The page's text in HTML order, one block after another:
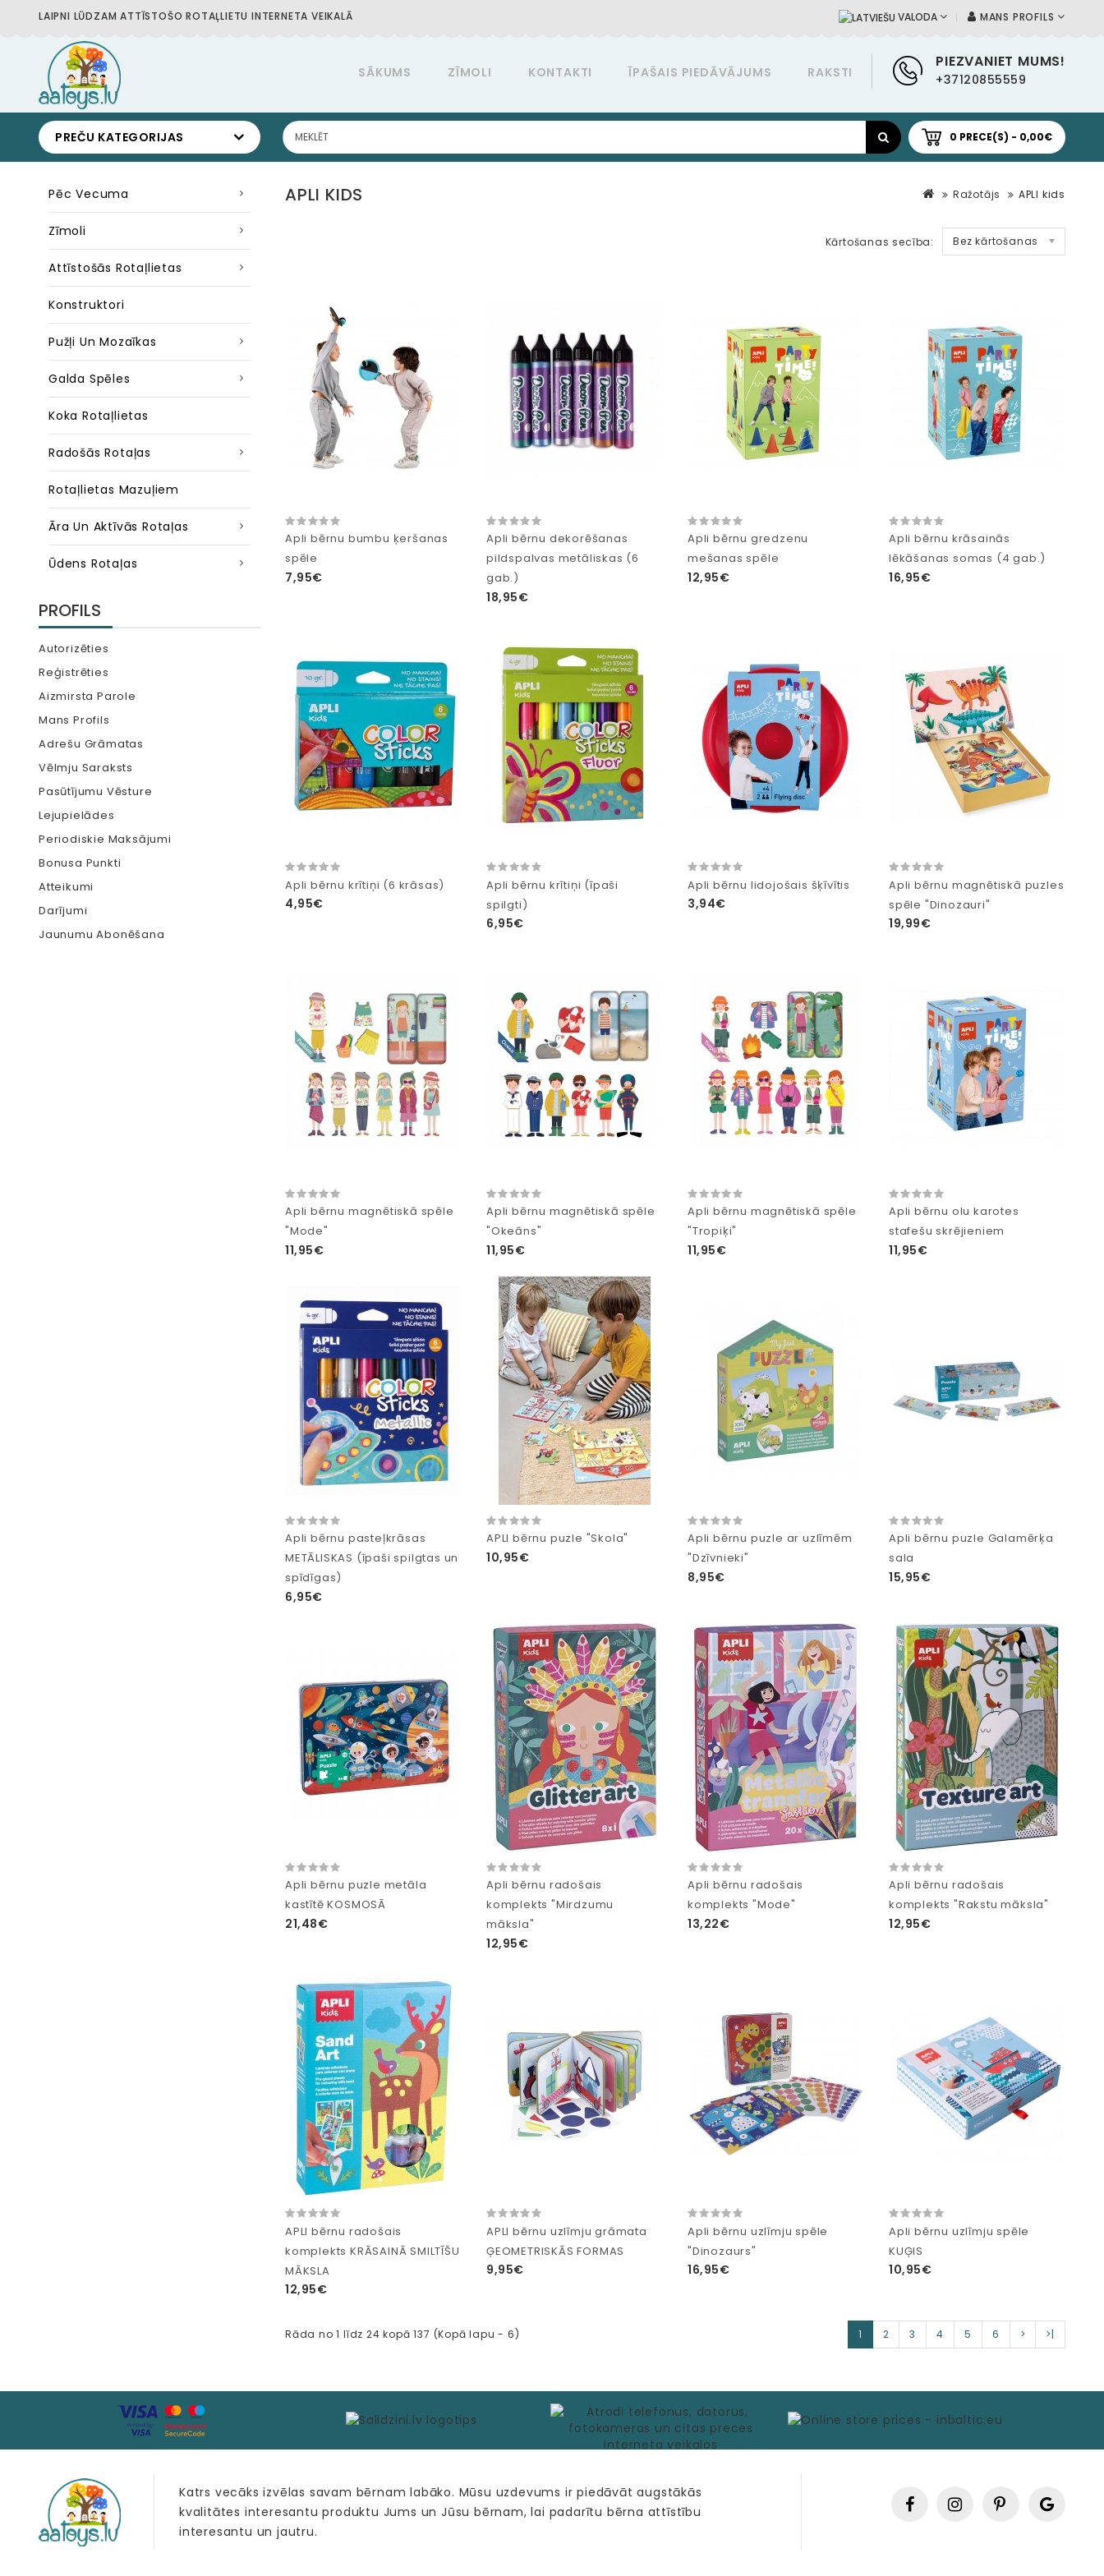
LAIPNI LŪDZAM ATTĪSTOŠO ROTAĻLIETU INTERNETA VEIKALĀ MANS PROFILS
VALODA
PIEZVANIET MUMS!
+37120855559
SĀKUMS ZĪMOLI KONTAKTI ĪPAŠAIS PIEDĀVĀJUMS RAKSTI
PREČU KATEGORIJAS 0 PRECE(S) - 0,00€
Pēc Vecuma
Zīmoli
Attīstošās Rotaļlietas
Konstruktori
Pužļi Un Mozaīkas
Galda Spēles
Koka Rotaļlietas
Radošās Rotaļas
Rotaļlietas Mazuļiem
Āra Un Aktīvās Rotaļas
Ūdens Rotaļas
PROFILS
Autorizēties
Reģistrēties
Aizmirsta Parole
Mans Profils
Adrešu Grāmatas
Vēlmju Saraksts
Pasūtījumu Vēsture
Lejupielādes
Periodiskie Maksājumi
Bonusa Punkti
Atteikumi
Darījumi
Jaunumu Abonēšana
Ražotājs APLI kids
APLI KIDS
Kārtošanas secība: Bez kārtošanas
Apli bērnu bumbu ķeršanas
spēle
7,95€
Apli bērnu dekorēšanas
pildspalvas metāliskas (6
gab.)
18,95€
Apli bērnu gredzenu
mešanas spēle
12,95€
Apli bērnu krāsainās
lēkāšanas somas (4 gab.)
16,95€
Apli bērnu krītiņi (6 krāsas)
4,95€
Apli bērnu krītiņi (īpaši
spilgti)
6,95€
Apli bērnu lidojošais šķīvītis
3,94€
Apli bērnu magnētiskā puzles
spēle "Dinozauri"
19,99€
Apli bērnu magnētiskā spēle
"Mode"
11,95€
Apli bērnu magnētiskā spēle
"Okeāns"
11,95€
Apli bērnu magnētiskā spēle
"Tropiķi"
11,95€
Apli bērnu olu karotes
stafešu skrējieniem
11,95€
Apli bērnu pasteļkrāsas
METĀLISKAS (īpaši spilgtas un
spīdīgas)
6,95€
APLI bērnu puzle "Skola"
10,95€
Apli bērnu puzle ar uzlīmēm
"Dzīvnieki"
8,95€
Apli bērnu puzle Galamērķa
sala
15,95€
Apli bērnu puzle metāla
kastītē KOSMOSĀ
21,48€
Apli bērnu radošais
komplekts "Mirdzumu
māksla"
12,95€
Apli bērnu radošais
komplekts "Mode"
13,22€
Apli bērnu radošais
komplekts "Rakstu māksla"
12,95€
APLI bērnu radošais
komplekts KRĀSAINĀ SMILTĪŠU
MĀKSLA
12,95€
APLI bērnu uzlīmju grāmata
ĢEOMETRISKĀS FORMAS
9,95€
Apli bērnu uzlīmju spēle
"Dinozaurs"
16,95€
Apli bērnu uzlīmju spēle
KUĢIS
10,95€
1 2 3 4 5 6 > >|
Rāda no 1 līdz 24 kopā 137 (Kopā lapu - 6)
Katrs vecāks izvēlas savam bērnam labāko. Mūsu uzdevums ir piedāvāt augstākās
kvalitātes interesantu produktu Jums un Jūsu bērnam, lai padarītu bērna attīstību
interesantu un jautru.